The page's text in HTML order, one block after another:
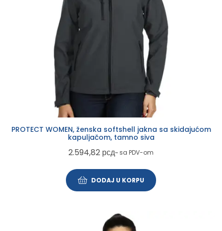
PROTECT WOMEN, ženska softshell jakna sa skidajućom
kapuljačom, tamno siva
2.594,82 рсд~ sa PDV-om
DODAJ U KORPU